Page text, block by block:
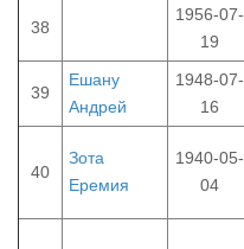
38
1956-07-
19
39
Ешану
Андрей
1948-07-
16
40
Зота
Еремия
1940-05-
04